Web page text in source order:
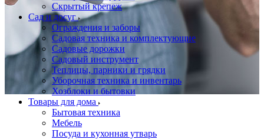
Скрытый крепеж
Сад и досуг
Ограждения и заборы
Садовая техника и комплектующие
Садовые дорожки
Садовый инструмент
Теплицы, парники и грядки
Уборочная техника и инвентарь
Хозблоки и бытовки
Товары для дома
Бытовая техника
Мебель
Посуда и кухонная утварь